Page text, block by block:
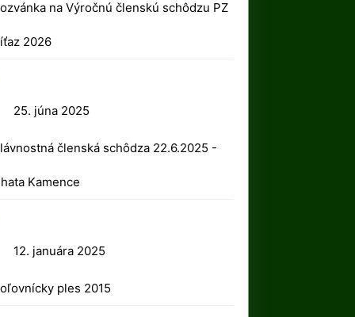
februára
na Výročnú členskú schôdzu PZ
2026
25. júna 2025
júna
členská schôdza 22.6.2025 -
Kamence
12. januára 2025
januára
ples 2015